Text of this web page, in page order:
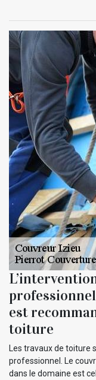
est
toiture
Les travaux de toiture
professionnel. Le
dans le domaine est